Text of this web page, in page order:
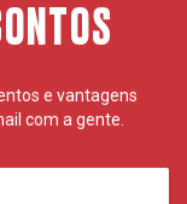
e vantagens
com a gente.